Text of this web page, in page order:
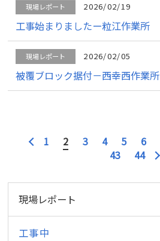
現場レポート 2026/02/19
工事始まりましたー粒江作業所
現場レポート 2026/02/05
被覆ブロック据付－西幸西作業所
1 2 3 4 5 6
43
44
現場レポート
工事中